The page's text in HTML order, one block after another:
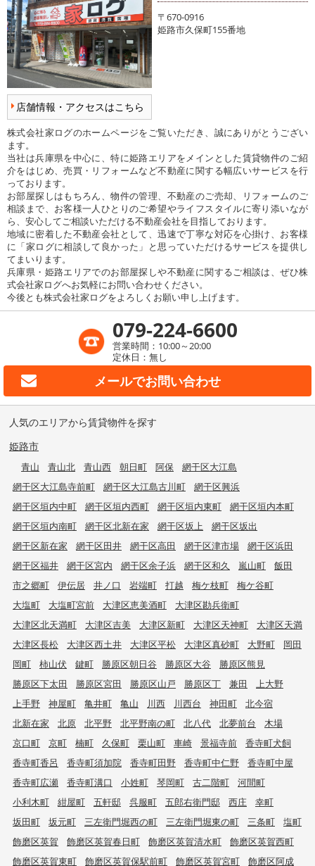
店舗情報・アクセスはこちら
〒670-0916
姫路市久保町155番地
株式会社家ログのホームページをご覧いただき、誠にありがとうござい
ます。
当社は兵庫県を中心に、特に姫路エリアをメインとした賃貸物件のご紹
介をはじめ、売買・リフォームなど不動産に関する幅広いサービスを行
っております。
お部屋探しはもちろん、物件の管理、不動産のご売却、リフォームのご
相談まで、お客様一人ひとりのご希望やライフスタイルに寄り添いなが
ら、安心してご相談いただける不動産会社を目指しております。
地域に密着した不動産会社として、迅速で丁寧な対応を心掛け、お客様
に「家ログに相談して良かった」と思っていただけるサービスを提供し
てまいります。
兵庫県・姫路エリアでのお部屋探しや不動産に関するご相談は、ぜひ株
式会社家ログへお気軽にお問い合わせください。
今後とも株式会社家ログをよろしくお願い申し上げます。
079-224-6600
営業時間：10:00～20:00
定休日：無し
メールでお問い合わせ
人気のエリアから賃貸物件を探す
姫路市
青山 青山北 青山西 朝日町 阿保
網干区大江島
網干区大江島寺前町
網干区大江島古川町
網干区興浜
網干区垣内中町
網干区垣内西町 網干区垣内東町
網干区垣内本町
網干区垣内南町
網干区北新在家 網干区坂上
網干区坂出
網干区新在家
網干区田井 網干区高田 網干区津市場
網干区浜田
網干区福井
網干区宮内 網干区余子浜 網干区和久 嵐山町
飯田
市之郷町
伊伝居 井ノ口 岩端町 打越 梅ケ枝町
梅ケ谷町
大塩町
大塩町宮前 大津区恵美酒町
大津区勘兵衛町
大津区北天満町
大津区吉美 大津区新町 大津区天神町
大津区天満
大津区長松
大津区西土井 大津区平松 大津区真砂町 大野町
岡田
岡町
柿山伏 鍵町 勝原区朝日谷 勝原区大谷
勝原区熊見
勝原区下太田
勝原区宮田 勝原区山戸 勝原区丁 兼田
上大野
上手野
神屋町 亀井町 亀山 川西 川西台 神田町
北今宿
北新在家
北原 北平野 北平野南の町 北八代 北夢前台
木場
京口町
京町 楠町 久保町 栗山町 車崎 景福寺前
香寺町犬飼
香寺町香呂
香寺町須加院 香寺町田野 香寺町中仁野
香寺町中屋
香寺町広瀬
香寺町溝口 小姓町 琴岡町 古二階町
河間町
小利木町
紺屋町 五軒邸 呉服町 五郎右衛門邸 西庄
幸町
坂田町
坂元町 三左衛門堀西の町 三左衛門堀東の町 三条町
塩町
飾磨区英賀
飾磨区英賀春日町 飾磨区英賀清水町
飾磨区英賀西町
飾磨区英賀東町
飾磨区英賀保駅前町 飾磨区英賀宮町 飾磨区阿成